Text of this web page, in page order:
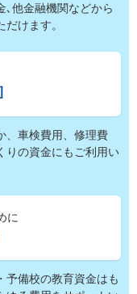
､他金融機関などから
けます。
、車検費用、修理費
りの資金にもご利用い
に
予備校の教育資金はも